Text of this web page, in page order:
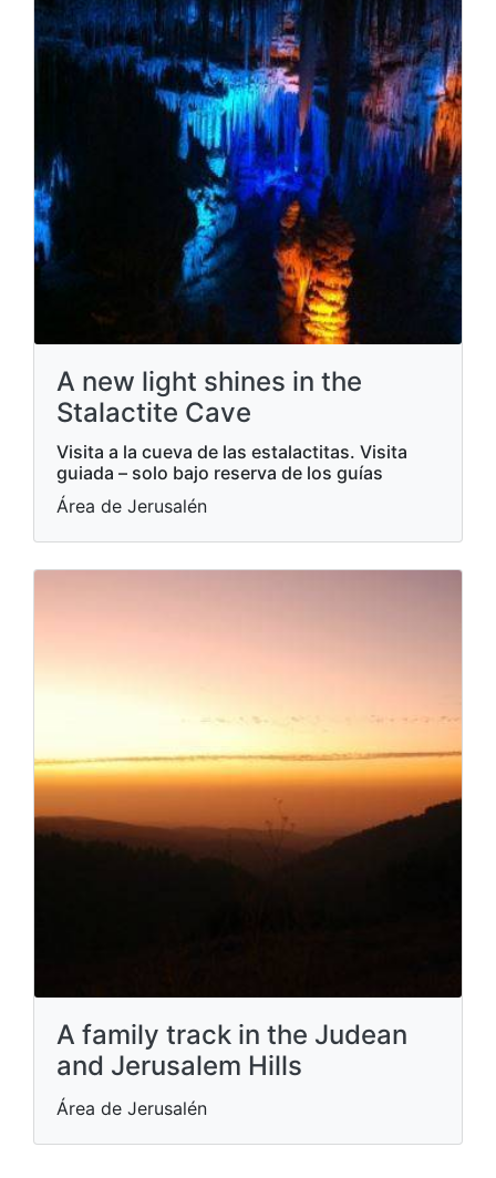
A new light shines in the
Stalactite Cave
Visita a la cueva de las estalactitas. Visita
guiada – solo bajo reserva de los guías
Área de Jerusalén
A family track in the Judean
and Jerusalem Hills
Área de Jerusalén